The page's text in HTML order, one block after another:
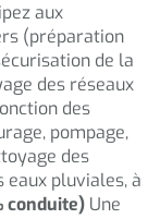
aux
(préparation
de la
des réseaux
des
pompage,
des
eaux pluviales, à
conduite) Une